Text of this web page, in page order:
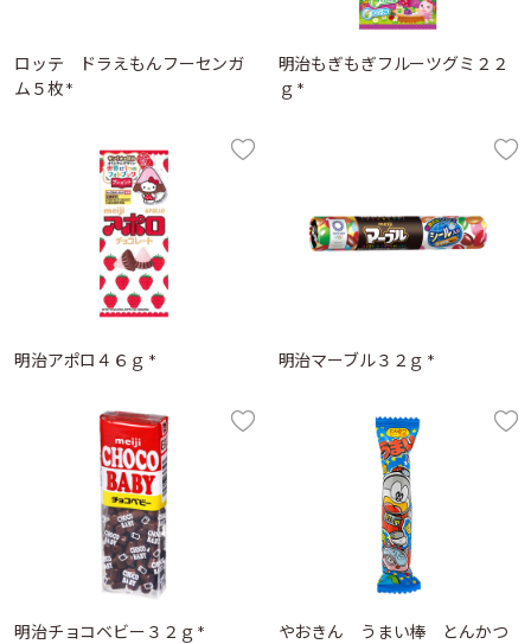
ロッテ ドラえもんフーセンガ
ム５枚 *
明治もぎもぎフルーツグミ２２
ｇ *
明治アポロ４６ｇ * 明治マーブル３２ｇ *
明治チョコベビー３２ｇ *
やおきん うまい棒 とんかつ